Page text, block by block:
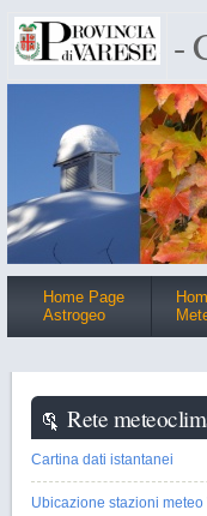
-
Home Page
Astrogeo
Rete
Cartina dati istantanei
Ubicazione stazioni meteo